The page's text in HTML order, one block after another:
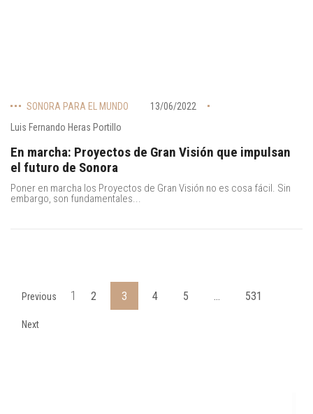
SONORA PARA EL MUNDO
13/06/2022
Luis Fernando Heras Portillo
En marcha: Proyectos de Gran Visión que impulsan
el futuro de Sonora
Poner en marcha los Proyectos de Gran Visión no es cosa fácil. Sin
embargo, son fundamentales...
Previous 1 2 3 4 5 … 531
Next